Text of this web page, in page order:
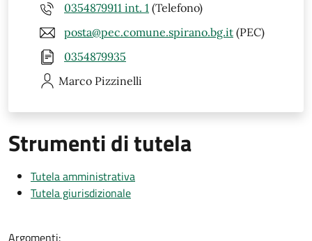
0354879911 int. 1 (Telefono)
posta@pec.comune.spirano.bg.it (PEC)
0354879935
Marco Pizzinelli
Strumenti di tutela
Tutela amministrativa
Tutela giurisdizionale
Argomenti: